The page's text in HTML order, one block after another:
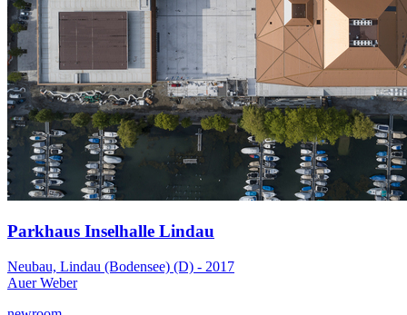
Parkhaus Inselhalle Lindau
Neubau, Lindau (Bodensee) (D) - 2017
Auer Weber